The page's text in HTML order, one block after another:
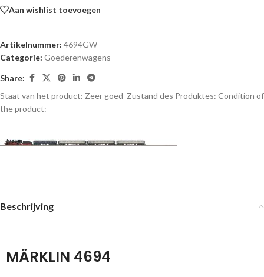
Aan wishlist toevoegen
Artikelnummer: 4694GW
Categorie: Goederenwagens
Share:
Staat van het product: Zeer goed Zustand des Produktes: Condition of
the product:
Beschrijving
MÄRKLIN 4694